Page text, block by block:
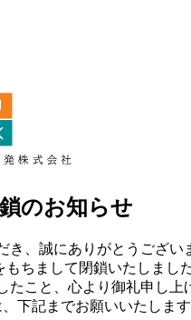
のお知らせ
、誠にありがとうござい
ちまして閉鎖いたしました
こと、心より御礼申し上
下記までお願いいたします